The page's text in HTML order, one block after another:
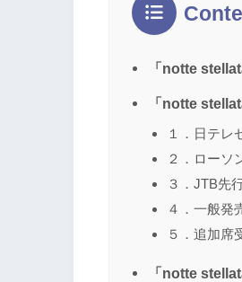
「notte
「notte
１．日テレ
２．ローソ
３．JTB先
４．一般発
５．追加席
「notte